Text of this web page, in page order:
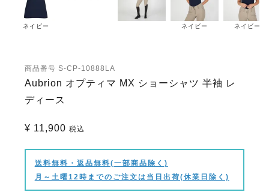
ネイビー ネイビー ネイビー
商品番号 S-CP-10888LA
Aubrion オプティマ MX ショーシャツ 半袖 レ
ディース
¥ 11,900 税込
送料無料・返品無料(一部商品除く)
月～土曜12時までのご注文は当日出荷(休業日除く)